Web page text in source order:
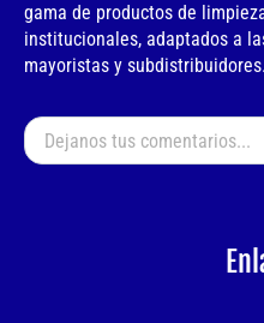
gama de productos de
institucionales, adaptados a
mayoristas y subdistribuidores.